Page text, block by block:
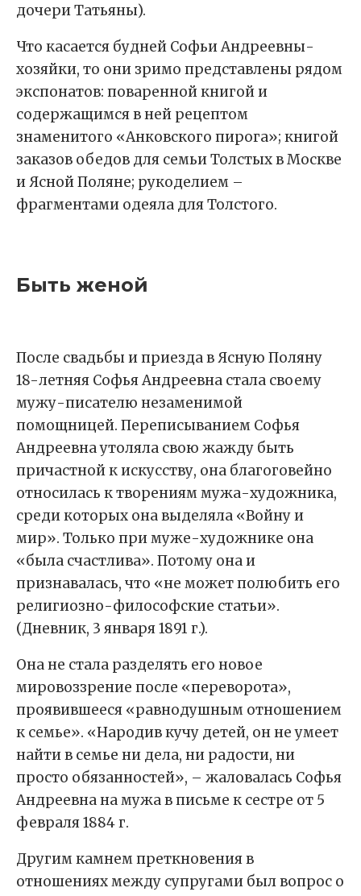
дочери Татьяны).
Что касается будней Софьи Андреевны-
хозяйки, то они зримо представлены рядом
экспонатов: поваренной книгой и
содержащимся в ней рецептом
знаменитого «Анковского пирога»; книгой
заказов обедов для семьи Толстых в Москве
и Ясной Поляне; рукоделием –
фрагментами одеяла для Толстого.
Быть женой
После свадьбы и приезда в Ясную Поляну
18-летняя Софья Андреевна стала своему
мужу-писателю незаменимой
помощницей. Переписыванием Софья
Андреевна утоляла свою жажду быть
причастной к искусству, она благоговейно
относилась к творениям мужа-художника,
среди которых она выделяла «Войну и
мир». Только при муже-художнике она
«была счастлива». Потому она и
признавалась, что «не может полюбить его
религиозно-философские статьи».
(Дневник, 3 января 1891 г.).
Она не стала разделять его новое
мировоззрение после «переворота»,
проявившееся «равнодушным отношением
к семье». «Народив кучу детей, он не умеет
найти в семье ни дела, ни радости, ни
просто обязанностей», – жаловалась Софья
Андреевна на мужа в письме к сестре от 5
февраля 1884 г.
Другим камнем преткновения в
отношениях между супругами был вопрос о